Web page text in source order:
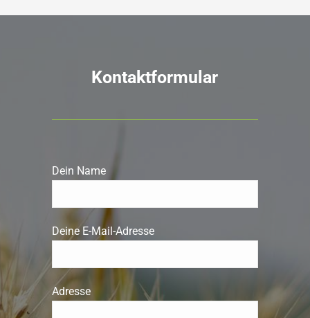
Kontaktformular
Dein Name
Deine E-Mail-Adresse
Adresse